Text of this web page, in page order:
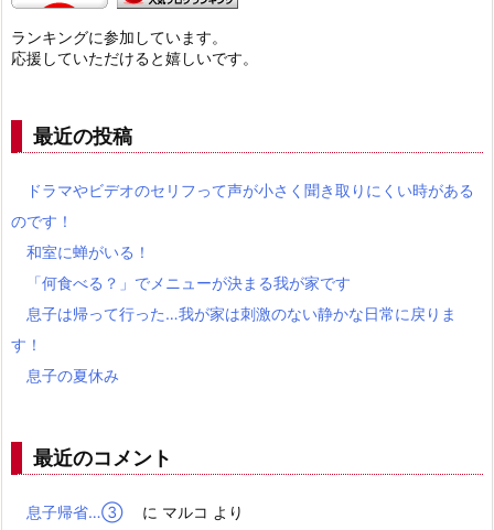
ランキングに参加しています。
応援していただけると嬉しいです。
最近の投稿
ドラマやビデオのセリフって声が小さく聞き取りにくい時がある
のです！
和室に蝉がいる！
「何食べる？」でメニューが決まる我が家です
息子は帰って行った…我が家は刺激のない静かな日常に戻りま
す！
息子の夏休み
最近のコメント
息子帰省…③ に マルコ より